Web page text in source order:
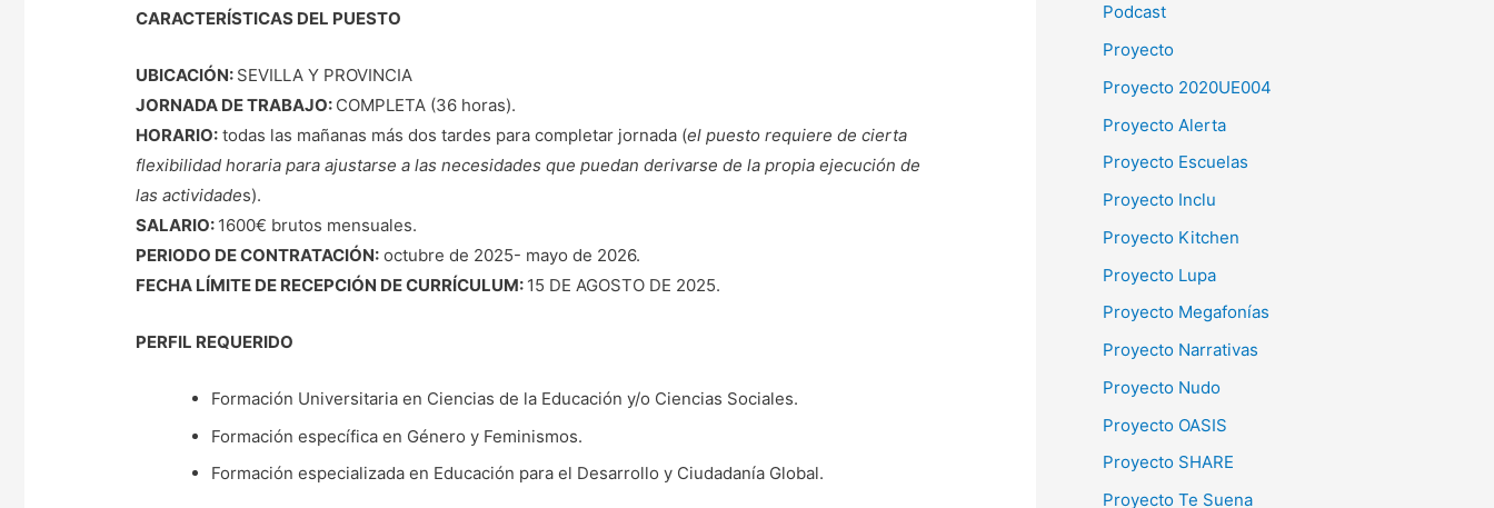
CARACTERÍSTICAS DEL PUESTO
UBICACIÓN: SEVILLA Y PROVINCIA
JORNADA DE TRABAJO: COMPLETA (36 horas).
HORARIO: todas las mañanas más dos tardes para completar jornada (el puesto requiere de cierta
flexibilidad horaria para ajustarse a las necesidades que puedan derivarse de la propia ejecución de
las actividades).
SALARIO: 1600€ brutos mensuales.
PERIODO DE CONTRATACIÓN: octubre de 2025- mayo de 2026.
FECHA LÍMITE DE RECEPCIÓN DE CURRÍCULUM: 15 DE AGOSTO DE 2025.
PERFIL REQUERIDO
Formación Universitaria en Ciencias de la Educación y/o Ciencias Sociales.
Formación específica en Género y Feminismos.
Formación especializada en Educación para el Desarrollo y Ciudadanía Global.
Podcast
Proyecto
Proyecto 2020UE004
Proyecto Alerta
Proyecto Escuelas
Proyecto Inclu
Proyecto Kitchen
Proyecto Lupa
Proyecto Megafonías
Proyecto Narrativas
Proyecto Nudo
Proyecto OASIS
Proyecto SHARE
Proyecto Te Suena